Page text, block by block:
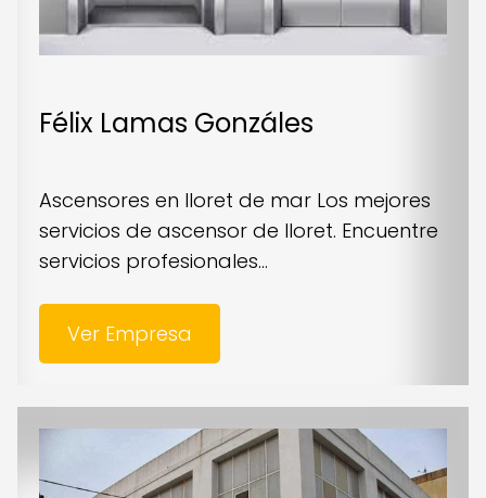
Félix Lamas Gonzáles
Ascensores en lloret de mar Los mejores
servicios de ascensor de lloret. Encuentre
servicios profesionales...
Ver Empresa